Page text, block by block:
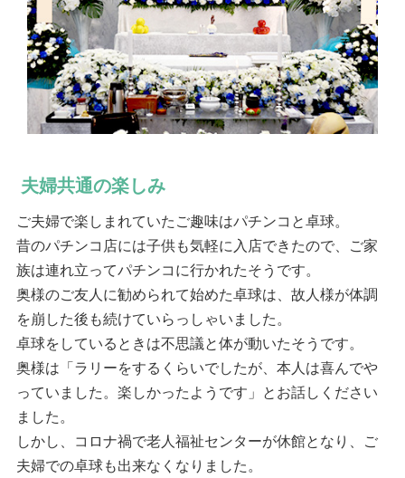
夫婦共通の楽しみ
ご夫婦で楽しまれていたご趣味はパチンコと卓球。
昔のパチンコ店には子供も気軽に入店できたので、ご家
族は連れ立ってパチンコに行かれたそうです。
奥様のご友人に勧められて始めた卓球は、故人様が体調
を崩した後も続けていらっしゃいました。
卓球をしているときは不思議と体が動いたそうです。
奥様は「ラリーをするくらいでしたが、本人は喜んでや
っていました。楽しかったようです」とお話しください
ました。
しかし、コロナ禍で老人福祉センターが休館となり、ご
夫婦での卓球も出来なくなりました。